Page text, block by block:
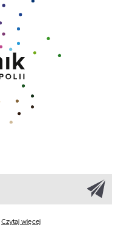
Czytaj więcej